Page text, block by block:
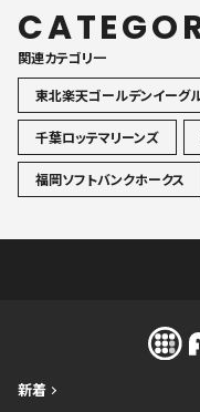
関連カテゴリ一
東北楽天ゴールデンイーグ
千葉ロッテマリーンズ
福岡ソフトバンクホークス
新着